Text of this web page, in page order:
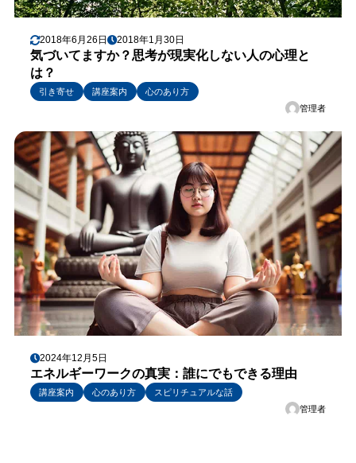
2018年6月26日 2018年1月30日
気づいてますか？思考が現実化しない人の心理と
は？
引き寄せ 講座案内
心のあり方
管理者
2024年12月5日
エネルギーワークの真実：誰にでもできる理由
講座案内 心のあり方
スピリチュアルな話
管理者